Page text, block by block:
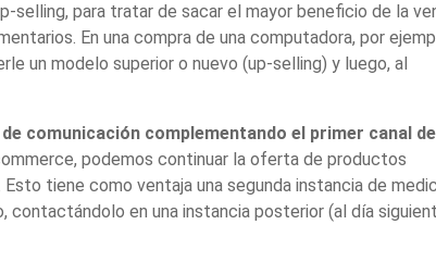
selling, para tratar de sacar el mayor beneficio de la
En una compra de una computadora, por
un modelo superior o nuevo (up-selling) y luego, al
comunicación complementando el primer canal de
podemos continuar la oferta de productos
tiene como ventaja una segunda instancia de
en una instancia posterior (al día